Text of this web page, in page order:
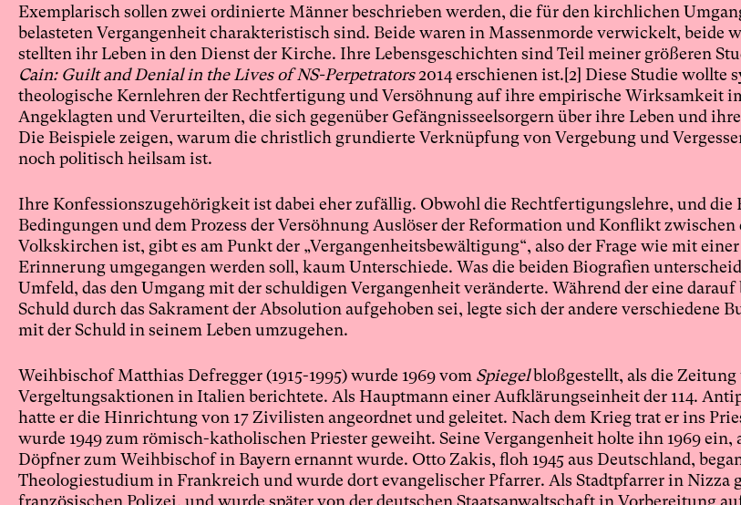
Exemplarisch sollen zwei ordinierte Männer beschrieben werden, die für den kirchlichen
belasteten Vergangenheit charakteristisch sind. Beide waren in Massenmorde verwickelt, beide
stellten ihr Leben in den Dienst der Kirche. Ihre Lebensgeschichten sind Teil meiner größeren
Cain: Guilt and Denial in the Lives of NS-Perpetrators2014 erschienen ist.[2] Diese Studie wollte
theologische Kernlehren der Rechtfertigung und Versöhnung auf ihre empirische Wirksamkeit
Angeklagten und Verurteilten, die sich gegenüber Gefängnisseelsorgern über ihre Leben und
Die Beispiele zeigen, warum die christlich grundierte Verknüpfung von Vergebung und
noch politisch heilsam ist.
Ihre Konfessionszugehörigkeit ist dabei eher zufällig. Obwohl die Rechtfertigungslehre, und die
Bedingungen und dem Prozess der Versöhnung Auslöser der Reformation und Konflikt zwischen
Volkskirchen ist, gibt es am Punkt der „Vergangenheitsbewältigung“, also der Frage wie mit
Erinnerung umgegangen werden soll, kaum Unterschiede. Was die beiden Biografien
Umfeld, das den Umgang mit der schuldigen Vergangenheit veränderte. Während der eine darauf
Schuld durch das Sakrament der Absolution aufgehoben sei, legte sich der andere verschiedene
mit der Schuld in seinem Leben umzugehen.
Weihbischof Matthias Defregger (1915-1995) wurde 1969 vom Spiegelbloßgestellt, als die Zeitung
Vergeltungsaktionen in Italien berichtete. Als Hauptmann einer Aufklärungseinheit der 114.
hatte er die Hinrichtung von 17 Zivilisten angeordnet und geleitet. Nach dem Krieg trat er ins
wurde 1949 zum römisch-katholischen Priester geweiht. Seine Vergangenheit holte ihn 1969 ein,
Döpfner zum Weihbischof in Bayern ernannt wurde. Otto Zakis, floh 1945 aus Deutschland,
Theologiestudium in Frankreich und wurde dort evangelischer Pfarrer. Als Stadtpfarrer in
französischen Polizei, und wurde später von der deutschen Staatsanwaltschaft in Vorbereitung